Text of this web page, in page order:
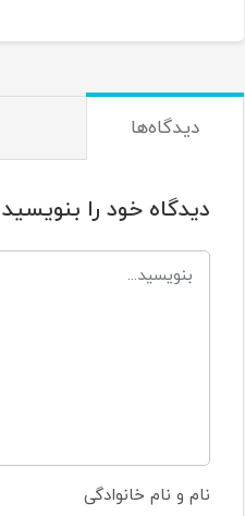
دیدگاه‌ها
دیدگاه خود را بنویسید
نام و نام خانوادگی